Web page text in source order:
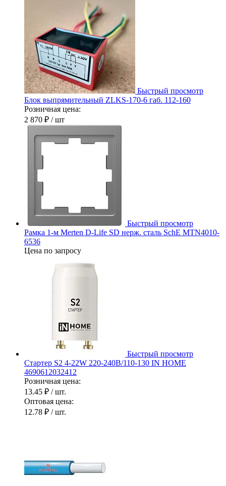
Быстрый просмотр
Блок выпрямительный ZLKS-170-6 габ. 112-160
Розничная цена:
2 870 ₽ / шт
Быстрый просмотр
Рамка 1-м Merten D-Life SD нерж. сталь SchE MTN4010-
6536
Цена по запросу
Быстрый просмотр
Стартер S2 4-22W 220-240В/110-130 IN HOME
4690612032412
Розничная цена:
13.45 ₽ / шт.
Оптовая цена:
12.78 ₽ / шт.